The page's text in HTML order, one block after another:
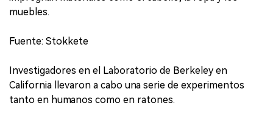
muebles.
Fuente: Stokkete
Investigadores en el Laboratorio de Berkeley en
California llevaron a cabo una serie de experimentos
tanto en humanos como en ratones.